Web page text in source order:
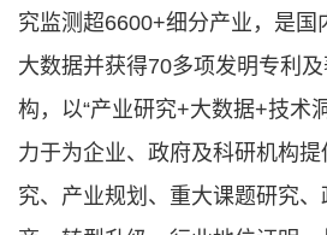
究监测超6600+细分产业，是国
大数据并获得70多项发明专利
构，以“产业研究+大数据+技术
力于为企业、政府及科研机构
究、产业规划、重大课题研究